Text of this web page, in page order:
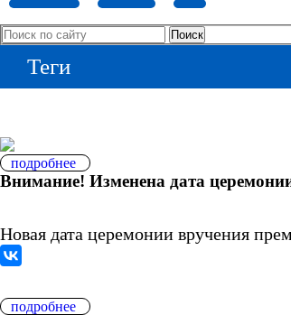
Теги
подробнее
Внимание! Изменена дата
Новая дата церемонии вручения
подробнее